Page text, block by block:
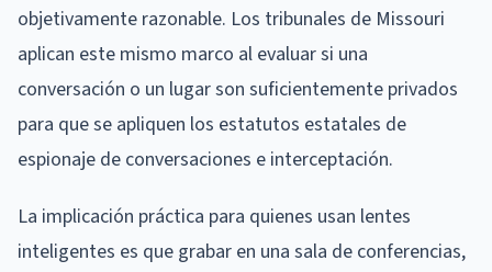
objetivamente razonable. Los tribunales de Missouri
aplican este mismo marco al evaluar si una
conversación o un lugar son suficientemente privados
para que se apliquen los estatutos estatales de
espionaje de conversaciones e interceptación.
La implicación práctica para quienes usan lentes
inteligentes es que grabar en una sala de conferencias,